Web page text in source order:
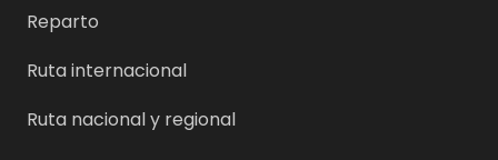
Reparto
Ruta internacional
Ruta nacional y regional